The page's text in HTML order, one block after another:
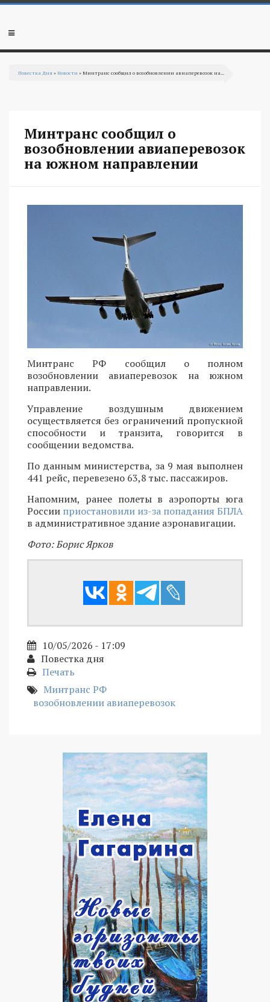
Перейти к основному содержанию
Мобильное
Повестка Дня »Новости » Минтранс сообщил о возобновлении авиаперевозок на...
Минтранс сообщил о
возобновлении авиаперевозок
на южном направлении
Минтранс РФ сообщил о полном
возобновлении авиаперевозок на южном
направлении.
Управление воздушным движением
осуществляется без ограничений пропускной
способности и транзита, говорится в
сообщении ведомства.
По данным министерства, за 9 мая выполнен
441 рейс, перевезено 63,8 тыс. пассажиров.
Напомним, ранее полеты в аэропорты юга
России приостановили из-за попадания БПЛА
в административное здание аэронавигации.
Фото: Борис Ярков
10/05/2026 - 17:09
Повестка дня
Печать
Минтранс РФ
возобновлении авиаперевозок